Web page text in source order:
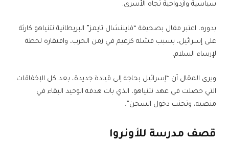
سياسية وازدواجية تجاه الأسرى.
بدوره، اعتبر مقال بصحيفة “فايننشال تايمز” البريطانية نتنياهو كارثة
على إسرائيل، بسبب فشله كزعيم في زمن الحرب، وافتقاره لخطة
لإرساء السلام.
ويرى المقال أن “إسرائيل بحاجة إلى قيادة جديدة، بعد كل الإخفاقات
التي حصلت في عهد نتنياهو، الذي بات هدفه الوحيد البقاء في
منصبه، وتجنب دخول السجن”.
قصف مدرسة للأونروا